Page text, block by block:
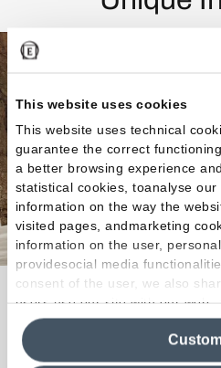
This website uses cookies
This website uses technical
guarantee the correct
a better browsing experience
statistical cookies, toanalyse
information on the way the
visited pages, andmarketing
information on the user,
providesocial media
consent of the user, we also
users use our site with our web,
media analytics partners, who
information in their possession.
clicking on "Reject", it will be
Cada espacio, ya sea
con autenticidad